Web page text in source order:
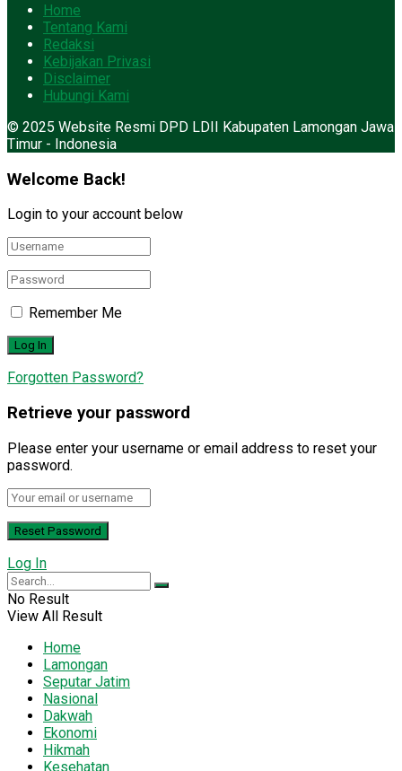
Home
Tentang Kami
Redaksi
Kebijakan Privasi
Disclaimer
Hubungi Kami
© 2025 Website Resmi DPD LDII Kabupaten Lamongan Jawa
Timur - Indonesia
Welcome Back!
Login to your account below
Remember Me
Forgotten Password?
Retrieve your password
Please enter your username or email address to reset your
password.
Log In
No Result
View All Result
Home
Lamongan
Seputar Jatim
Nasional
Dakwah
Ekonomi
Hikmah
Kesehatan